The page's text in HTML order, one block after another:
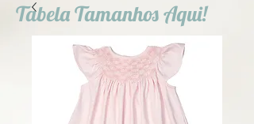
Tabela Tamanhos Aqui!